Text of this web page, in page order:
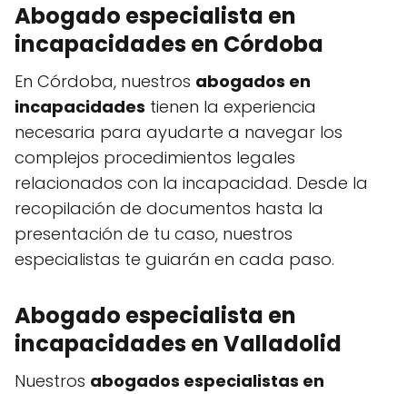
Abogado especialista en
incapacidades en Córdoba
En Córdoba, nuestros abogados en
incapacidades tienen la experiencia
necesaria para ayudarte a navegar los
complejos procedimientos legales
relacionados con la incapacidad. Desde la
recopilación de documentos hasta la
presentación de tu caso, nuestros
especialistas te guiarán en cada paso.
Abogado especialista en
incapacidades en Valladolid
Nuestros abogados especialistas en